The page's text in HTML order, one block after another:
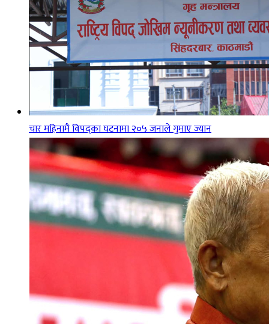
चार महिनामै विपद्का घटनामा २०५ जनाले गुमाए ज्यान